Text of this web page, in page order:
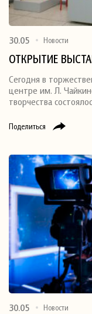
Поделиться
30.05 Новости
ОТКРЫТИЕ
Сегодня в
центре им. Л.
творчества
30.05 Новости